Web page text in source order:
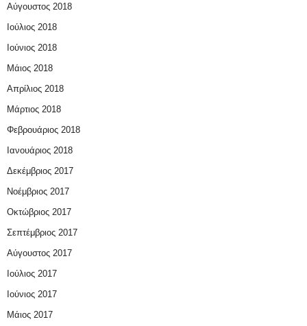
Αύγουστος 2018
Ιούλιος 2018
Ιούνιος 2018
Μάιος 2018
Απρίλιος 2018
Μάρτιος 2018
Φεβρουάριος 2018
Ιανουάριος 2018
Δεκέμβριος 2017
Νοέμβριος 2017
Οκτώβριος 2017
Σεπτέμβριος 2017
Αύγουστος 2017
Ιούλιος 2017
Ιούνιος 2017
Μάιος 2017